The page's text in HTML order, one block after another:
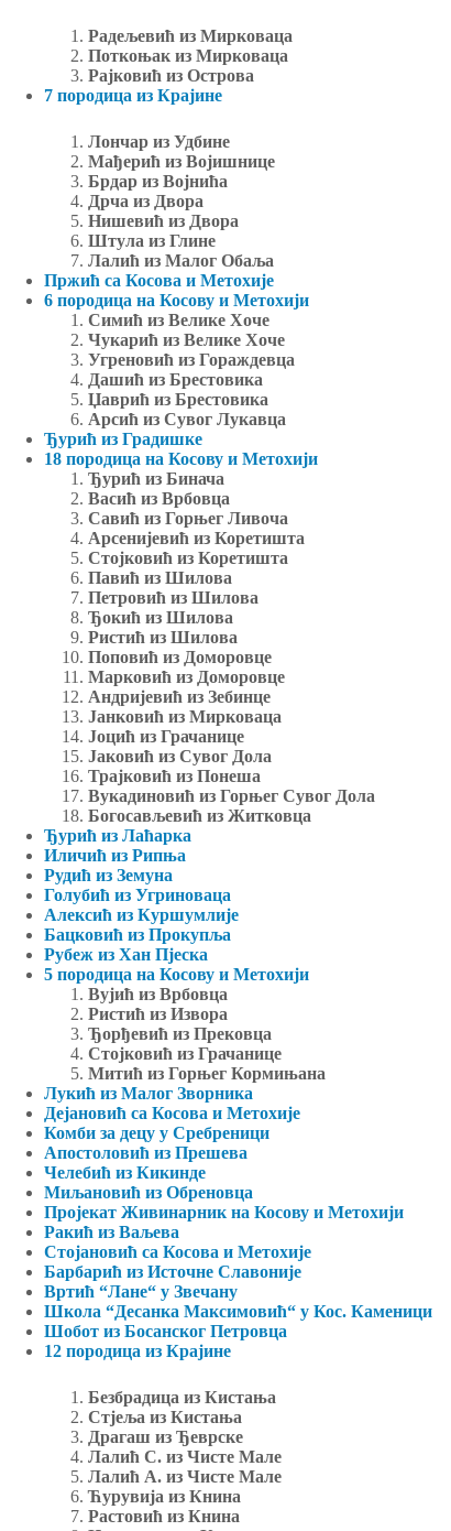
Радељевић из Мирковаца
Поткоњак из Мирковаца
Рајковић из Острова
7 породица из Крајине
Лончар из Удбине
Мађерић из Војишнице
Брдар из Војнића
Дрча из Двора
Нишевић из Двора
Штула из Глине
Лалић из Малог Обаља
Пржић са Косова и Метохије
6 породица на Косову и Метохији
Симић из Велике Хоче
Чукарић из Велике Хоче
Угреновић из Гораждевца
Дашић из Брестовика
Џаврић из Брестовика
Арсић из Сувог Лукавца
Ђурић из Градишке
18 породица на Косову и Метохији
Ђурић из Бинача
Васић из Врбовца
Савић из Горњег Ливоча
Арсенијевић из Коретишта
Стојковић из Коретишта
Павић из Шилова
Петровић из Шилова
Ђокић из Шилова
Ристић из Шилова
Поповић из Доморовце
Марковић из Доморовце
Андријевић из Зебинце
Јанковић из Мирковаца
Јоцић из Грачанице
Јаковић из Сувог Дола
Трајковић из Понеша
Вукадиновић из Горњег Сувог Дола
Богосављевић из Житковца
Ђурић из Лаћарка
Иличић из Рипња
Рудић из Земуна
Голубић из Угриноваца
Алексић из Куршумлије
Бацковић из Прокупља
Рубеж из Хан Пјеска
5 породица на Косову и Метохији
Вујић из Врбовца
Ристић из Извора
Ђорђевић из Прековца
Стојковић из Грачанице
Митић из Горњег Кормињана
Лукић из Малог Зворника
Дејановић са Косова и Метохије
Комби за децу у Сребреници
Апостоловић из Прешева
Челебић из Кикинде
Миљановић из Обреновца
Пројекат Живинарник на Косову и Метохији
Ракић из Ваљева
Стојановић са Косова и Метохије
Барбарић из Источне Славоније
Вртић “Лане“ у Звечану
Школа “Десанка Максимовић“ у Кос. Каменици
Шобот из Босанског Петровца
12 породица из Крајине
Безбрадица из Кистања
Стјеља из Кистања
Драгаш из Ђеврске
Лалић С. из Чисте Мале
Лалић А. из Чисте Мале
Ћурувија из Книна
Растовић из Книна